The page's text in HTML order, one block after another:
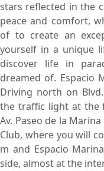
stars reflected in the
peace and comfort,
of to create an
yourself in a unique
discover life in
dreamed of. Espacio
Driving north on
the traffic light at the
Av. Paseo de la
Club, where you will
m and Espacio
side, almost at the